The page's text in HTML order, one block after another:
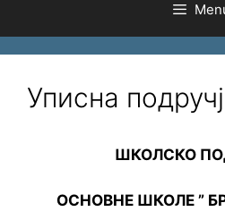
Уписна
ШКОЛСКО
ОСНОВНЕ ШКОЛЕ ”